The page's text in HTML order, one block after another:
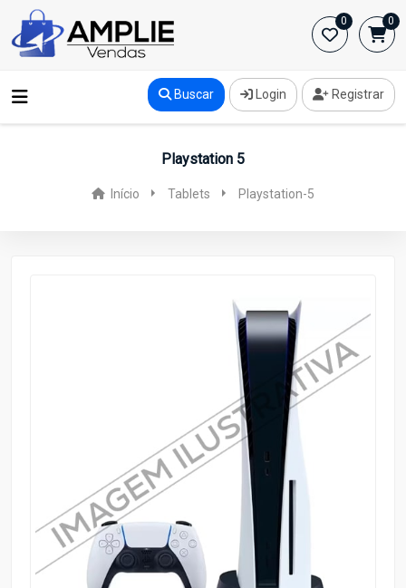
0 0
Buscar Login Registrar
Playstation 5
Início Tablets Playstation-5